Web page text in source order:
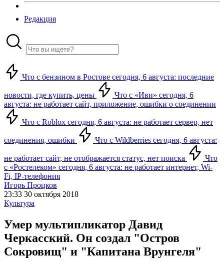
Редакция
Что с бензином в Ростове сегодня, 6 августа: последние
новости, где купить, цены
Что с «Иви» сегодня, 6
августа: не работает сайт, приложение, ошибки о соединении
Что с Roblox сегодня, 6 августа: не работает сервер, нет
соединения, ошибки Что с Wildberries сегодня, 6 августа:
не работает сайт, не отображается статус, нет поиска
Что
с «Ростелеком» сегодня, 6 августа: не работает интернет, Wi-
Fi, IP-телефония
Игорь Процков
23:33 30 октября 2018
Культура
Умер мультипликатор Давид
Черкасский. Он создал "Остров
Сокровищ" и "Капитана Врунгеля"